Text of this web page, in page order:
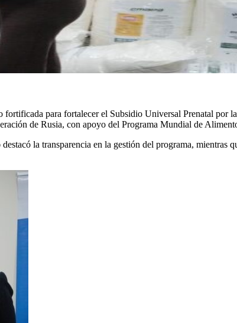
para fortalecer el Subsidio Universal Prenatal por
de Rusia, con apoyo del Programa Mundial de
la transparencia en la gestión del programa, mientras